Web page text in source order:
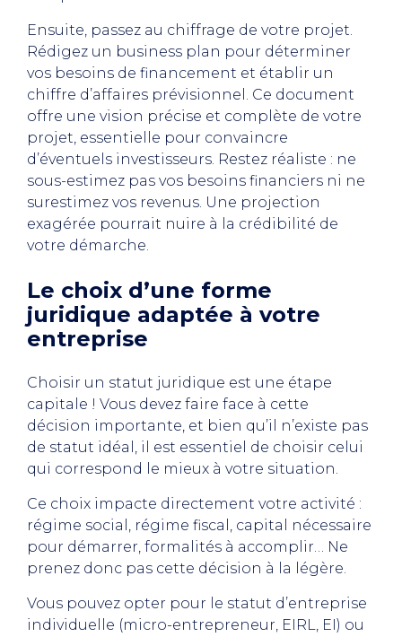
Ensuite, passez au chiffrage de votre projet.
Rédigez un business plan pour déterminer
vos besoins de financement et établir un
chiffre d’affaires prévisionnel. Ce document
offre une vision précise et complète de votre
projet, essentielle pour convaincre
d’éventuels investisseurs. Restez réaliste : ne
sous-estimez pas vos besoins financiers ni ne
surestimez vos revenus. Une projection
exagérée pourrait nuire à la crédibilité de
votre démarche.
Le choix d’une forme
juridique adaptée à votre
entreprise
Choisir un statut juridique est une étape
capitale ! Vous devez faire face à cette
décision importante, et bien qu’il n’existe pas
de statut idéal, il est essentiel de choisir celui
qui correspond le mieux à votre situation.
Ce choix impacte directement votre activité :
régime social, régime fiscal, capital nécessaire
pour démarrer, formalités à accomplir… Ne
prenez donc pas cette décision à la légère.
Vous pouvez opter pour le statut d’entreprise
individuelle (micro-entrepreneur, EIRL, EI) ou